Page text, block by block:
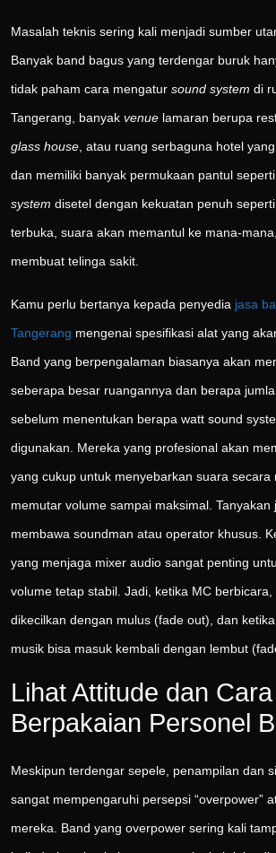
Masalah teknis sering kali menjadi sumber
Banyak band bagus yang terdengar buruk
tidak paham cara mengatur sound system di
Tangerang, banyak venue lamaran berupa
glass house , atau ruang serbaguna hotel
dan memiliki banyak permukaan pantul
system disetel dengan kekuatan penuh
terbuka, suara akan memantul ke mana-
membuat telinga sakit.
Kamu perlu bertanya kepada penyedia jasa
Tangerang mengenai spesifikasi alat yang
Band yang berpengalaman biasanya akan
seberapa besar ruangannya dan berapa
sebelum menentukan berapa watt sound
digunakan. Mereka yang profesional akan
yang cukup untuk menyebarkan suara secara
memutar volume sampai maksimal. Tanyakan
membawa soundman atau operator khusus.
yang menjaga mixer audio sangat penting
volume tetap stabil. Jadi, ketika MC berbicara,
dikecilkan dengan mulus (fade out), dan
musik bisa masuk kembali dengan lembut
Lihat Attitude dan Cara
Berpakaian Personel
Meskipun terdengar sepele, penampilan dan
sangat mempengaruhi persepsi “overpower”
mereka. Band yang overpower sering kali